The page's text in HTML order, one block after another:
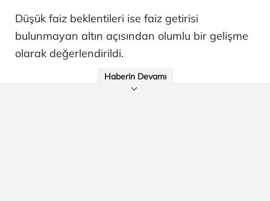
Düşük faiz beklentileri ise faiz getirisi
bulunmayan altın açısından olumlu bir gelişme
olarak değerlendirildi.
Haberin Devamı